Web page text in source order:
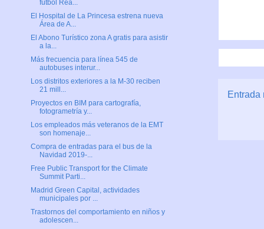
Entrada
fútbol Rea...
El Hospital de La Princesa estrena nueva
Área de A...
El Abono Turístico zona A gratis para asistir
a la...
Más frecuencia para línea 545 de
autobuses interur...
Los distritos exteriores a la M-30 reciben
21 mill...
Proyectos en BIM para cartografía,
fotogrametría y...
Los empleados más veteranos de la EMT
son homenaje...
Compra de entradas para el bus de la
Navidad 2019-...
Free Public Transport for the Climate
Summit Parti...
Madrid Green Capital, actividades
municipales por ...
Trastornos del comportamiento en niños y
adolescen...